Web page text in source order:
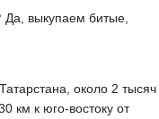
Да, выкупаем битые,
около 2 тысяч
км к юго-востоку от